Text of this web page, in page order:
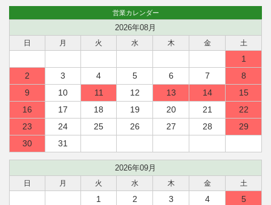
営業カレンダー
2026年08月
日 月 火 水 木 金 土
1
2
3 4 5 6 7
8
9
10 11 12 13 14
15
16
17 18 19 20 21
22
23
24 25 26 27 28
29
30
31
2026年09月
日 月 火 水 木 金 土
1 2 3 4
5